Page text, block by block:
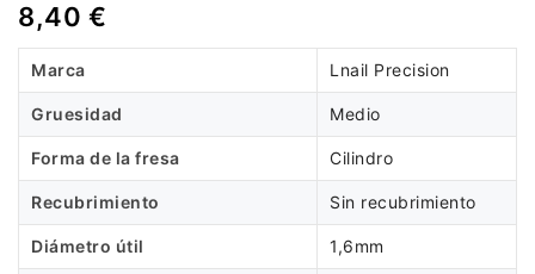
8,40 €
Marca Lnail Precision
Gruesidad Medio
Forma de la fresa Cilindro
Recubrimiento Sin recubrimiento
Diámetro útil 1,6mm